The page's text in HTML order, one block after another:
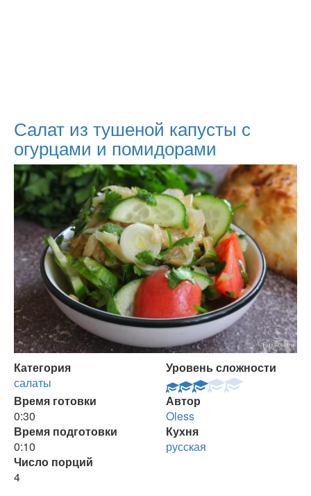
Салат из тушеной капусты с
огурцами и помидорами
Категория
салаты
Уровень сложности
Время готовки
0:30
Автор
Oless
Время подготовки
0:10
Кухня
русская
Число порций
4